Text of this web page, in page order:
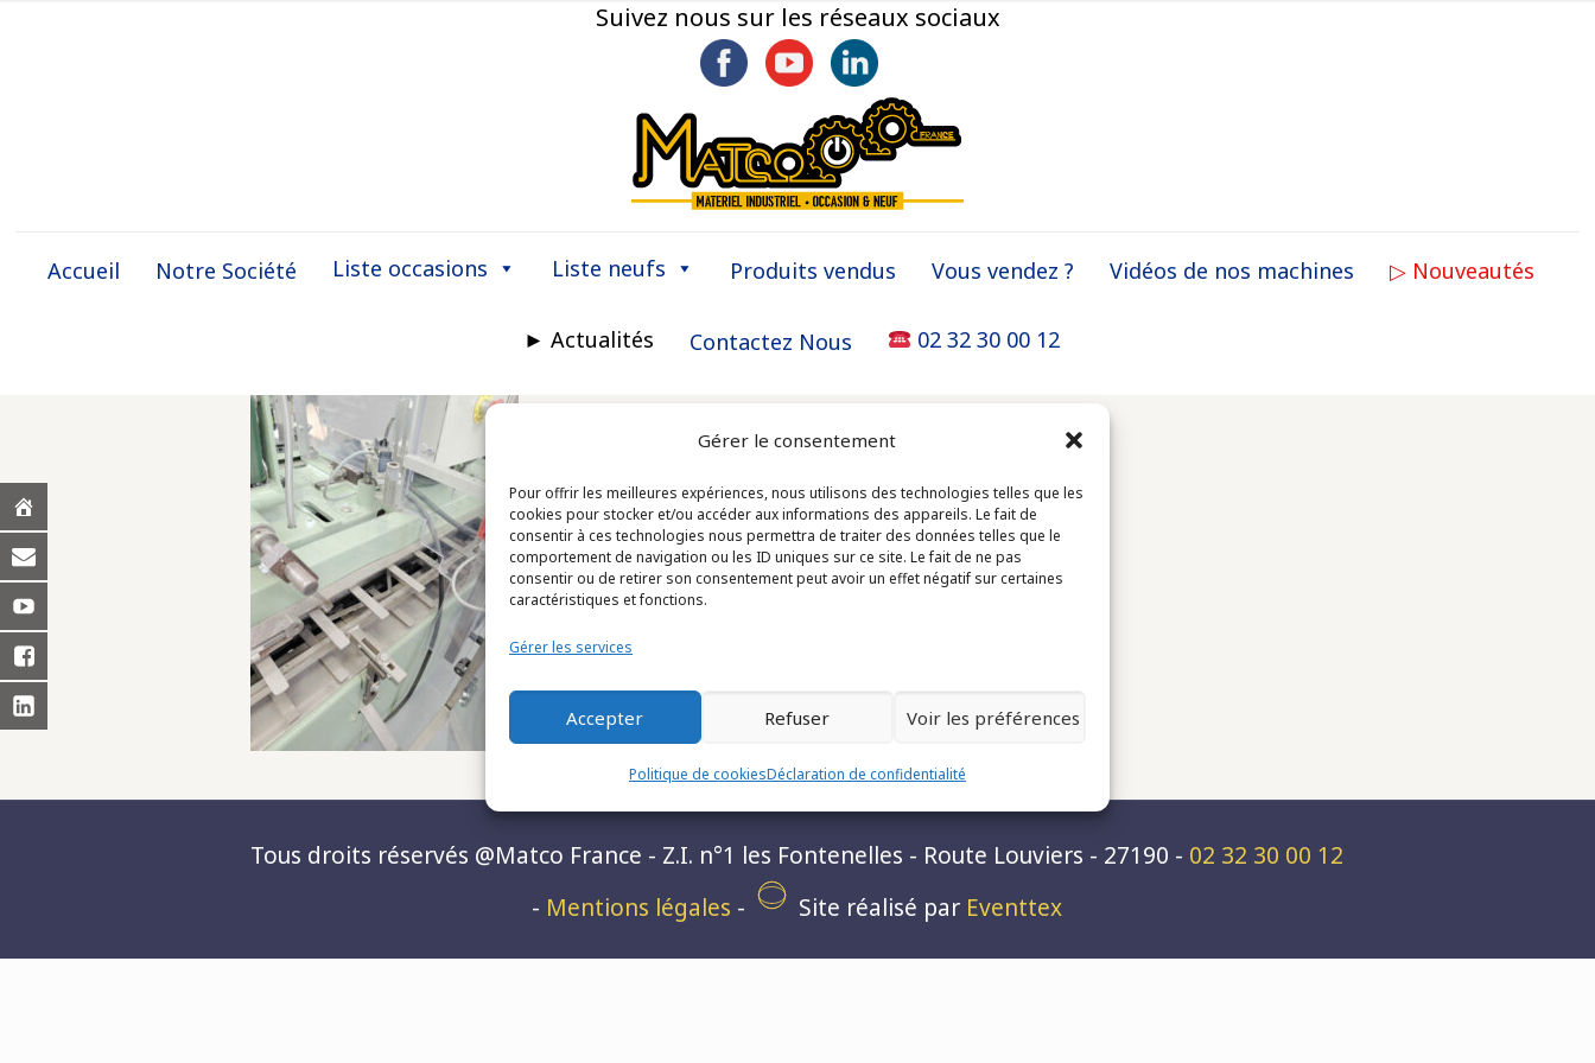
Gérer le consentement
Pour offrir les meilleures expériences, nous utilisons des technologies telles que les
cookies pour stocker et/ou accéder aux informations des appareils. Le fait de
consentir à ces technologies nous permettra de traiter des données telles que le
comportement de navigation ou les ID uniques sur ce site. Le fait de ne pas
consentir ou de retirer son consentement peut avoir un effet négatif sur certaines
caractéristiques et fonctions.
Gérer les services
Accepter Refuser Voir les préférences
Politique de cookiesDéclaration de confidentialité
Suivez nous sur les réseaux sociaux
Accueil Notre Société Liste occasions Liste neufs Produits vendus Vous vendez ? Vidéos de nos machines ▷ Nouveautés
► Actualités Contactez Nous 02 32 30 00 12
Tous droits réservés @Matco France - Z.I. n°1 les Fontenelles - Route Louviers - 27190 - 02 32 30 00 12
- Mentions légales - Site réalisé par Eventtex